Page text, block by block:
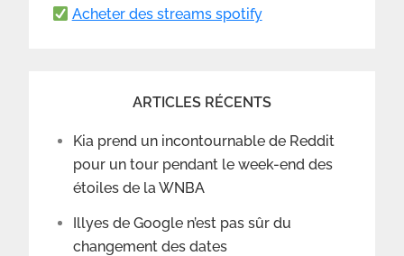
Acheter des streams spotify
ARTICLES RÉCENTS
Kia prend un incontournable de Reddit
pour un tour pendant le week-end des
étoiles de la WNBA
Illyes de Google n’est pas sûr du
changement des dates